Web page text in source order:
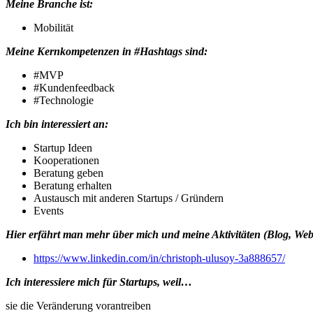
Meine Branche ist:
Mobilität
Meine Kernkompetenzen in #Hashtags sind:
#MVP
#Kundenfeedback
#Technologie
Ich bin interessiert an:
Startup Ideen
Kooperationen
Beratung geben
Beratung erhalten
Austausch mit anderen Startups / Gründern
Events
Hier erfährt man mehr über mich und meine Aktivitäten (Blog,
https://www.linkedin.com/in/christoph-ulusoy-3a888657/
Ich interessiere mich für Startups, weil…
sie die Veränderung vorantreiben